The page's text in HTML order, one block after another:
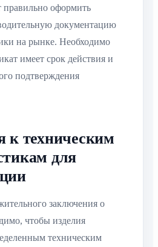
правильно оформить
документацию
на рынке. Необходимо
имеет срок действия и
подтверждения
к техническим
для
заключения о
чтобы изделия
техническим